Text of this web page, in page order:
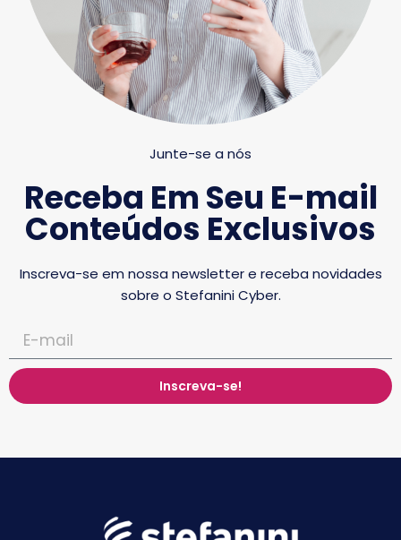
Junte-se a nós
Receba Em Seu E-mail
Conteúdos Exclusivos
Inscreva-se em nossa newsletter e receba novidades
sobre o Stefanini Cyber.
Inscreva-se!